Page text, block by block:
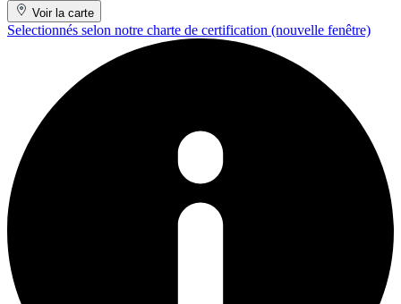
Voir la carte
Selectionnés selon notre charte de certification (nouvelle fenêtre)